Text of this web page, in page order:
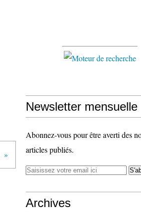
Newsletter mensuelle
Abonnez-vous pour être averti des
articles publiés.
Archives